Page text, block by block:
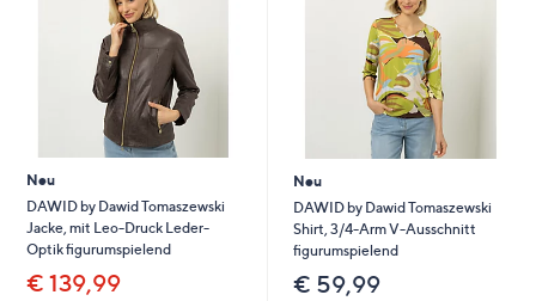
Neu
DAWID by Dawid Tomaszewski
Jacke, mit Leo-Druck Leder-
Optik figurumspielend
€ 139,99
Neu
DAWID by Dawid Tomaszewski
Shirt, 3/4-Arm V-Ausschnitt
figurumspielend
€ 59,99